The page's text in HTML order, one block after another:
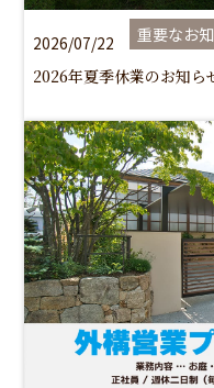
2026/07/22
重要なお
2026年夏季休業のお知ら